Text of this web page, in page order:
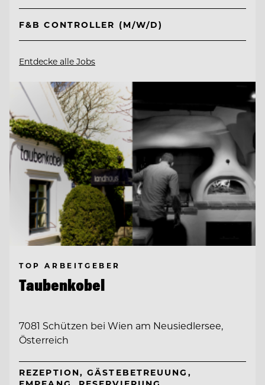
F&B CONTROLLER (M/W/D)
Entdecke alle Jobs
TOP ARBEITGEBER
Taubenkobel
7081 Schützen bei Wien am Neusiedlersee,
Österreich
REZEPTION, GÄSTEBETREUUNG,